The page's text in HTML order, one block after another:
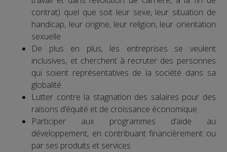
contrat) quel que soit leur sexe, leur situation de
handicap, leur origine, leur religion, leur orientation
sexuelle
De plus en plus, les entreprises se veulent
inclusives, et cherchent à recruter des personnes
qui soient représentatives de la société dans sa
globalité
Lutter contre la stagnation des salaires pour des
raisons d’équité et de croissance économique
Participer aux programmes d’aide au
développement, en contribuant financièrement ou
par ses produits et services